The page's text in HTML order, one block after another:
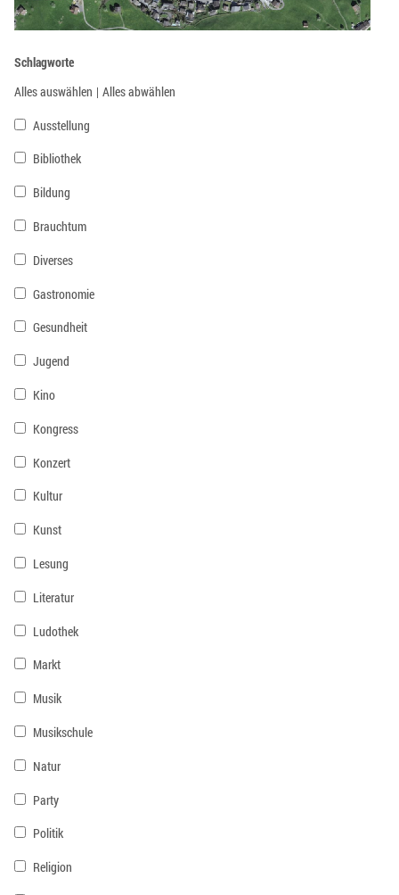
Schlagworte
Alles auswählen | Alles abwählen
Ausstellung
Bibliothek
Bildung
Brauchtum
Diverses
Gastronomie
Gesundheit
Jugend
Kino
Kongress
Konzert
Kultur
Kunst
Lesung
Literatur
Ludothek
Markt
Musik
Musikschule
Natur
Party
Politik
Religion